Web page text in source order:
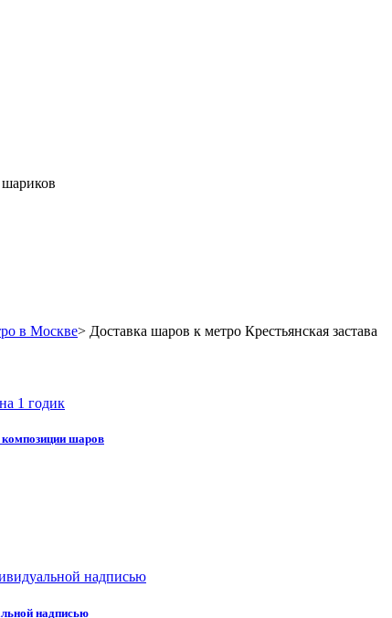
шариков
в Москве> Доставка шаров к метро Крестьянская застава
шаров
надписью